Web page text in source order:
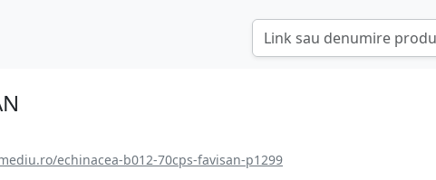
echinacea-b012-70cps-favisan-p1299